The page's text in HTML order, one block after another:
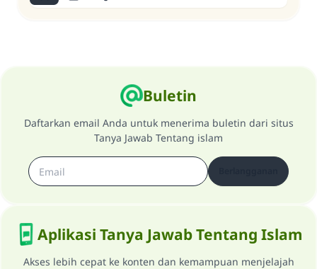
Buletin
Daftarkan email Anda untuk menerima buletin dari situs
Tanya Jawab Tentang islam
Aplikasi Tanya Jawab Tentang Islam
Akses lebih cepat ke konten dan kemampuan menjelajah